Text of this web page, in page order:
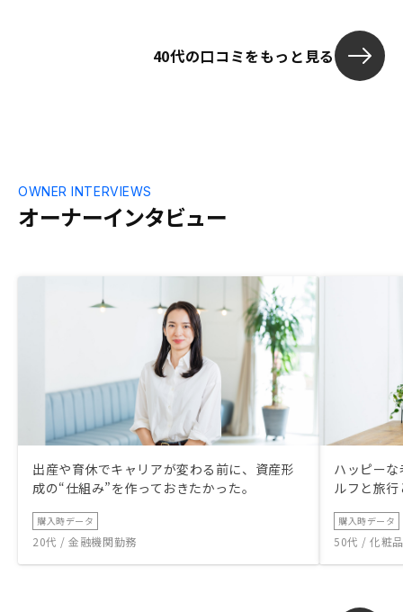
40代の口コミをもっと見る
オーナーインタビュー
OWNER INTERVIEWS
出産や育休でキャリアが変わる前に、資産形
成の“仕組み”を作っておきたかった。
購入時データ
20代 / 金融機関勤務
ハッピー
ルフと旅
購入時データ
50代 / 化粧